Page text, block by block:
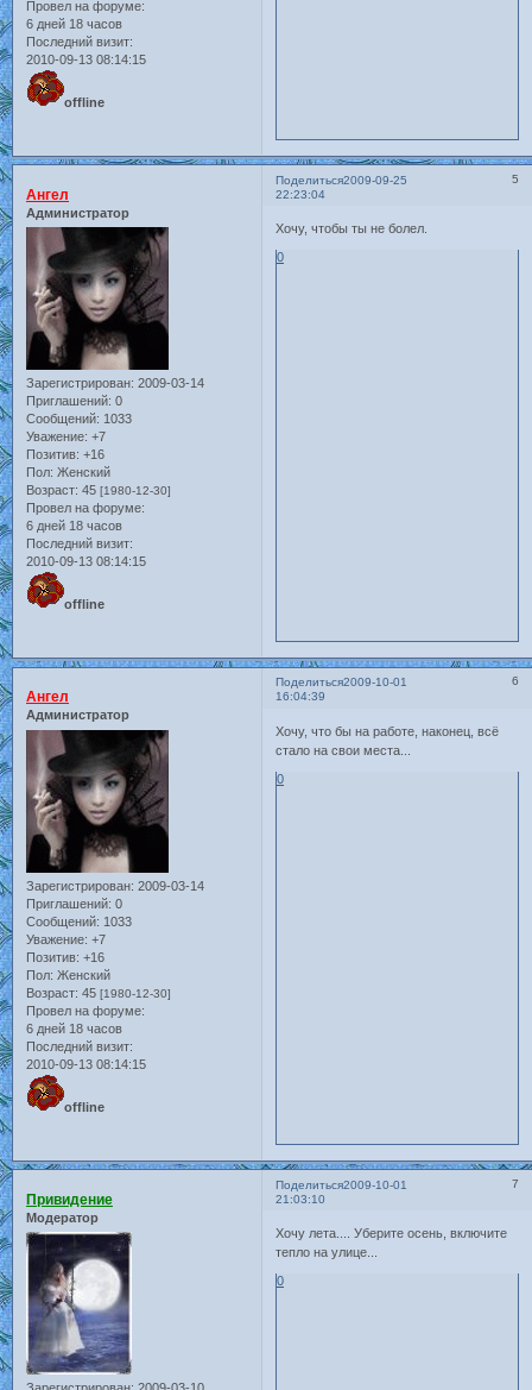
Провел на форуме:
6 дней 18 часов
Последний визит:
2010-09-13 08:14:15
offline
Поделиться 5
2009-09-25
22:23:04
Ангел
Администратор
Зарегистрирован: 2009-03-14
Приглашений: 0
Сообщений: 1033
Уважение: +7
Позитив: +16
Пол: Женский
Возраст: 45 [1980-12-30]
Провел на форуме:
6 дней 18 часов
Последний визит:
2010-09-13 08:14:15
offline
Хочу, чтобы ты не болел.
0
Поделиться 6
2009-10-01
16:04:39
Ангел
Администратор
Зарегистрирован: 2009-03-14
Приглашений: 0
Сообщений: 1033
Уважение: +7
Позитив: +16
Пол: Женский
Возраст: 45 [1980-12-30]
Провел на форуме:
6 дней 18 часов
Последний визит:
2010-09-13 08:14:15
offline
Хочу, что бы на работе, наконец, всё
стало на свои места...
0
Поделиться 7
2009-10-01
21:03:10
Привидение
Модератор
Хочу лета.... Уберите осень, включите
тепло на улице...
0